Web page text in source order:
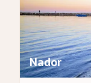
Nador